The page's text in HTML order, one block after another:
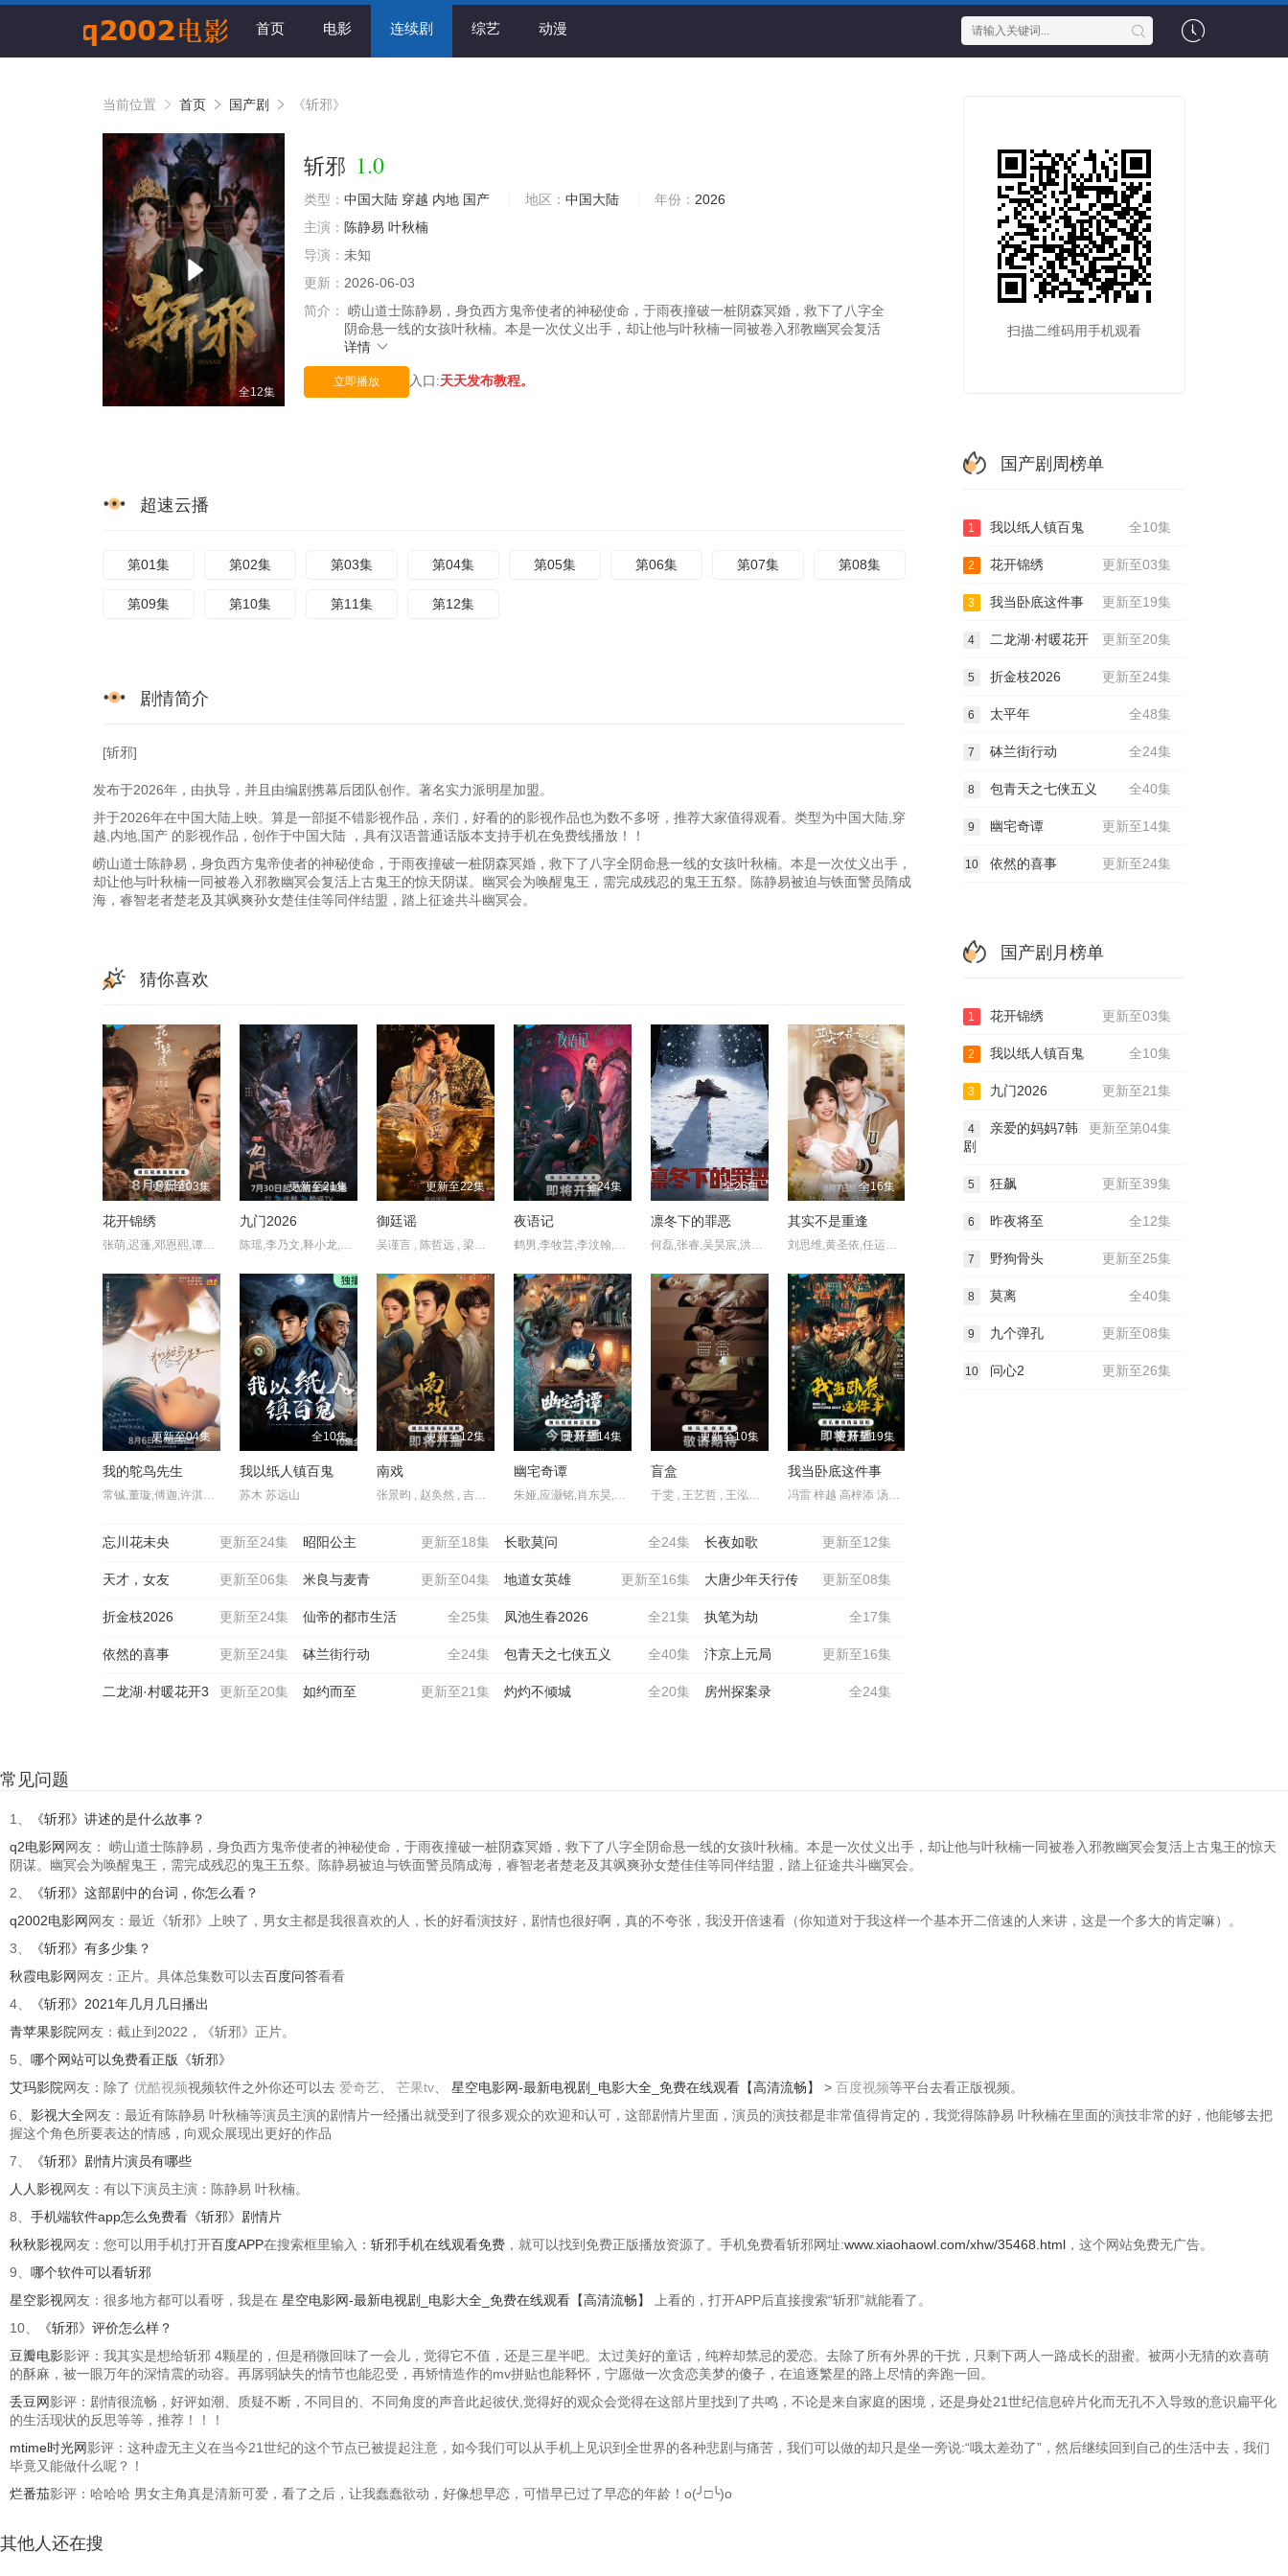
首页 电影 连续剧 综艺 动漫
当前位置 首页 国产剧 《斩邪》
全12集
斩邪 1.0
类型： 中国大陆 穿越 内地 国产 地区： 中国大陆 年份： 2026
主演： 陈静易 叶秋楠
导演： 未知
更新： 2026-06-03
简介：
崂山道士陈静易，身负西方鬼帝使者的神秘使命，于雨夜撞破一桩阴森冥婚，救下了八字全
阴命悬一线的女孩叶秋楠。本是一次仗义出手，却让他与叶秋楠一同被卷入邪教幽冥会复活
详情
立即播放 入口:天天发布教程。
超速云播
第01集 第02集 第03集 第04集 第05集 第06集 第07集 第08集
第09集 第10集 第11集 第12集
剧情简介
[斩邪]
发布于2026年，由执导，并且由编剧携幕后团队创作。著名实力派明星加盟。
并于2026年在中国大陆上映。算是一部挺不错影视作品，亲们，好看的的影视作品也为数不多呀，推荐大家值得观看。类型为中国大陆,穿
越,内地,国产 的影视作品，创作于中国大陆 ，具有汉语普通话版本支持手机在免费线播放！！
崂山道士陈静易，身负西方鬼帝使者的神秘使命，于雨夜撞破一桩阴森冥婚，救下了八字全阴命悬一线的女孩叶秋楠。本是一次仗义出手，
却让他与叶秋楠一同被卷入邪教幽冥会复活上古鬼王的惊天阴谋。幽冥会为唤醒鬼王，需完成残忍的鬼王五祭。陈静易被迫与铁面警员隋成
海，睿智老者楚老及其飒爽孙女楚佳佳等同伴结盟，踏上征途共斗幽冥会。
猜你喜欢
更新至03集
花开锦绣
张萌,迟蓬,邓恩熙,谭凯,白澍,温峥嵘,范湉湉,丁禹兮,吕晓霖,尤靖茹,范诗然,董子凡
更新至21集
九门2026
陈瑶,李乃文,释小龙,应昊茗,王劲松,胡耘豪,季肖冰,陈伟霆,徐正溪,曾舜晞,王奕婷
更新至22集
御廷谣
吴谨言 , 陈哲远 , 梁永棋 , 赵昭仪 , 张南 , 郭品超 , 盛一伦 , 吴岱融 , 黄祖鑫 , 宋麒
全24集
夜语记
鹤男,李牧芸,李汶翰,李泊文,郭天祺,徐新驰,孙思凡
全26集
凛冬下的罪恶
何磊,张睿,吴昊宸,洪爽,王大奇,嘉泽,孙之鸿,肖涵,左腾云,刘伟峰,王心嫚,窦新豪,苏宥辰,李繁,刘亭希,刘朔豪,洪冰瑶,刘佳萌,李蒲赫,徐章
全16集
其实不是重逢
刘思维,黄圣依,任运杰,金子璇,吴添豪,王欣政,刘佳烨,刘允儿
更新至04集
我的鸵鸟先生
全10集
我以纸人镇百鬼
苏木 苏远山
更新至12集
南戏
张景昀 , 赵奂然 , 吉舒亦 , 宗峰岩 , 陈凯洲 , 余逸蕾
更新至14集
幽宅奇谭
更新至10集
盲盒
更新至19集
我当卧底这件事
更新至24集
忘川花未央 更新至18集
昭阳公主 全24集
长歌莫问 更新至12集
长夜如歌
更新至06集
天才，女友 更新至04集
米良与麦青 更新至16集
地道女英雄 更新至08集
大唐少年天行传
更新至24集
折金枝2026 全25集
仙帝的都市生活 全21集
凤池生春2026 全17集
执笔为劫
更新至24集
依然的喜事 全24集
砵兰街行动 全40集
包青天之七侠五义 更新至16集
汴京上元局
更新至20集
二龙湖·村暖花开3 更新至21集
如约而至 全20集
灼灼不倾城 全24集
房州探案录
扫描二维码用手机观看
国产剧周榜单
全10集
1 我以纸人镇百鬼
更新至03集
2 花开锦绣
更新至19集
3 我当卧底这件事
更新至20集
4 二龙湖·村暖花开
更新至24集
5 折金枝2026
全48集
6 太平年
全24集
7 砵兰街行动
全40集
8 包青天之七侠五义
更新至14集
9 幽宅奇谭
更新至24集
10 依然的喜事
国产剧月榜单
更新至03集
1 花开锦绣
全10集
2 我以纸人镇百鬼
更新至21集
3 九门2026
更新至第04集
4
亲爱的妈妈7韩
剧
更新至39集
5 狂飙
全12集
6 昨夜将至
更新至25集
7 野狗骨头
全40集
8 莫离
更新至08集
9 九个弹孔
更新至26集
10 问心2
常见问题
1、
《斩邪》讲述的是什么故事？
q2电影网 网友： 崂山道士陈静易，身负西方鬼帝使者的神秘使命，于雨夜撞破一桩阴森冥婚，救下了八字全阴命悬一线的女孩叶秋楠。本是一次仗义出手，却让他与叶秋楠一同被卷入邪教幽冥会复活上古鬼王的惊天
阴谋。幽冥会为唤醒鬼王，需完成残忍的鬼王五祭。陈静易被迫与铁面警员隋成海，睿智老者楚老及其飒爽孙女楚佳佳等同伴结盟，踏上征途共斗幽冥会。
2、
《斩邪》这部剧中的台词，你怎么看？
q2002电影网 网友：最近《斩邪》上映了，男女主都是我很喜欢的人，长的好看演技好，剧情也很好啊，真的不夸张，我没开倍速看（你知道对于我这样一个基本开二倍速的人来讲，这是一个多大的肯定嘛）。
3、
《斩邪》有多少集？
秋霞电影网 网友：正片。具体总集数可以去百度问答看看
4、
《斩邪》2021年几月几日播出
青苹果影院网友：截止到2022，《斩邪》正片。
5、 哪个网站可以免费看正版《斩邪》
艾玛影院网友：除了 优酷视频视频软件之外你还可以去 爱奇艺 芒果tv 星空电影网-最新电视剧_电影大全_免费在线观看【高清流畅】 > 百度视频等平台去看正版视频。
6、 影视大全网友：最近有陈静易 叶秋楠等演员主演的剧情片一经播出就受到了很多观众的欢迎和认可，这部剧情片里面，演员的演技都是非常值得肯定的，我觉得陈静易 叶秋楠在里面的演技非常的好，他能够去把
握这个角色所要表达的情感，向观众展现出更好的作品
7、
《斩邪》剧情片演员有哪些
人人影视网友：有以下演员主演：陈静易 叶秋楠。
8、 手机端软件app怎么免费看《斩邪》剧情片
秋秋影视网友：您可以用手机打开百度APP在搜索框里输入： 斩邪手机在线观看免费 ，就可以找到免费正版播放资源了。手机免费看斩邪网址:www.xiaohaowl.com/xhw/35468.html ，这个网站免费无广告。
9、 哪个软件可以看斩邪
星空影视网友：很多地方都可以看呀，我是在 星空电影网-最新电视剧_电影大全_免费在线观看【高清流畅】
上看的，打开APP后直接搜索“斩邪”就能看了。
10、
《斩邪》评价怎么样？
豆瓣电影影评：我其实是想给斩邪 4颗星的，但是稍微回味了一会儿，觉得它不值，还是三星半吧。太过美好的童话，纯粹却禁忌的爱恋。去除了所有外界的干扰，只剩下两人一路成长的甜蜜。被两小无猜的欢喜萌
的酥麻，被一眼万年的深情震的动容。再孱弱缺失的情节也能忍受，再矫情造作的mv拼贴也能释怀，宁愿做一次贪恋美梦的傻子，在追逐繁星的路上尽情的奔跑一回。
丢豆网影评：剧情很流畅，好评如潮、质疑不断，不同目的、不同角度的声音此起彼伏,觉得好的观众会觉得在这部片里找到了共鸣，不论是来自家庭的困境，还是身处21世纪信息碎片化而无孔不入导致的意识扁平化
的生活现状的反思等等，推荐！！！
mtime时光网影评：这种虚无主义在当今21世纪的这个节点已被提起注意，如今我们可以从手机上见识到全世界的各种悲剧与痛苦，我们可以做的却只是坐一旁说:“哦太差劲了”，然后继续回到自己的生活中去，我们
毕竟又能做什么呢？！
烂番茄影评：哈哈哈 男女主角真是清新可爱，看了之后，让我蠢蠢欲动，好像想早恋，可惜早已过了早恋的年龄！o(╯□╰)o
其他人还在搜